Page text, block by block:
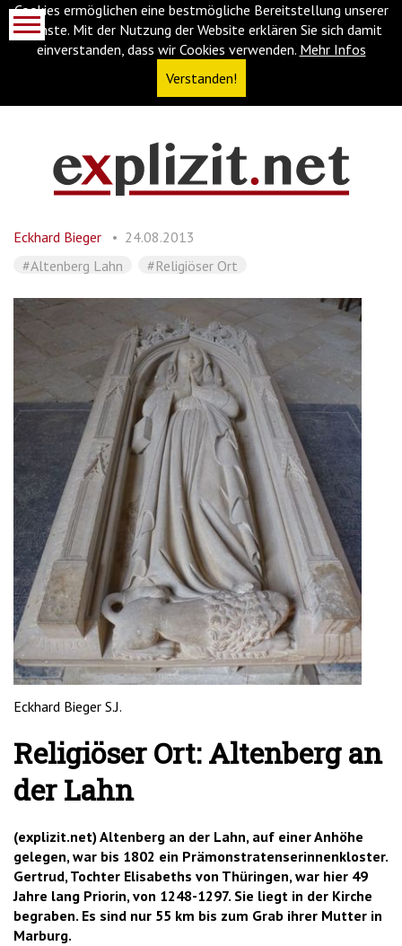
Cookies ermöglichen eine bestmögliche Bereitstellung unserer
Dienste. Mit der Nutzung der Website erklären Sie sich damit
einverstanden, dass wir Cookies verwenden. Mehr Infos
Verstanden!
(Accesskey
Zur
springen
Zur
(Accesskey
'2')
Eckhard Bieger
24.08.2013
#Altenberg Lahn
#Religiöser Ort
Eckhard Bieger S.J.
Religiöser Ort: Altenberg an
der Lahn
(explizit.net) Altenberg an der Lahn, auf einer Anhöhe
gelegen, war bis 1802 ein Prämonstratenserinnenkloster.
Gertrud, Tochter Elisabeths von Thüringen, war hier 49
Jahre lang Priorin, von 1248-1297. Sie liegt in der Kirche
begraben. Es sind nur 55 km bis zum Grab ihrer Mutter in
Marburg.